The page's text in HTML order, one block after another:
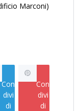
Marconi)
Con
divi
di
Con
divi
di